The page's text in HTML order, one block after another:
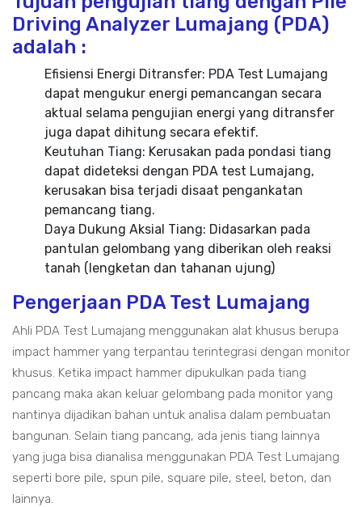
Driving Analyzer Lumajang (PDA)
adalah :
Efisiensi Energi Ditransfer: PDA Test Lumajang
dapat mengukur energi pemancangan secara
aktual selama pengujian energi yang ditransfer
juga dapat dihitung secara efektif.
Keutuhan Tiang: Kerusakan pada pondasi tiang
dapat dideteksi dengan PDA test Lumajang,
kerusakan bisa terjadi disaat pengankatan
pemancang tiang.
Daya Dukung Aksial Tiang: Didasarkan pada
pantulan gelombang yang diberikan oleh reaksi
tanah (lengketan dan tahanan ujung)
Pengerjaan PDA Test Lumajang
Ahli PDA Test Lumajang menggunakan alat khusus berupa
impact hammer yang terpantau terintegrasi dengan monitor
khusus. Ketika impact hammer dipukulkan pada tiang
pancang maka akan keluar gelombang pada monitor yang
nantinya dijadikan bahan untuk analisa dalam pembuatan
bangunan. Selain tiang pancang, ada jenis tiang lainnya
yang juga bisa dianalisa menggunakan PDA Test Lumajang
seperti bore pile, spun pile, square pile, steel, beton, dan
lainnya.